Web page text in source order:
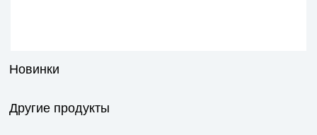
Новинки
Другие продукты